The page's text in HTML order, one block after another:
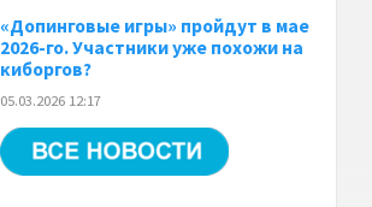
«Допинговые игры» пройдут в мае
2026-го. Участники уже похожи на
киборгов?
05.03.2026 12:17